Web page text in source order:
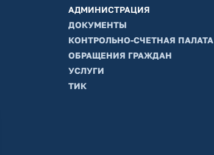
АДМИНИСТРАЦИЯ
ДОКУМЕНТЫ
КОНТРОЛЬНО-СЧЕТНАЯ ПАЛАТА
ОБРАЩЕНИЯ ГРАЖДАН
УСЛУГИ
ТИК